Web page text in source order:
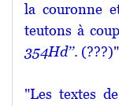
la couronne
teutons à
354Hd’’. (???)"
"Les textes